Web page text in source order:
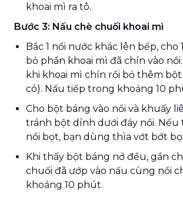
khoai mì ra tô.
Bước 3: Nấu chè chuối khoai mì
Bắc 1 nồi nước khác lên bếp, cho
bỏ phần khoai mì đã chín vào
khi khoai mì chín rồi bỏ thêm
có). Nấu tiếp trong khoảng 10
Cho bột báng vào nồi và khuấy
tránh bột dính dưới đáy nồi. Nếu
nổi bọt, bạn dùng thìa vớt bớt
Khi thấy bột báng nở đều, gần
chuối đã ướp vào nấu cùng nồi
khoảng 10 phút.